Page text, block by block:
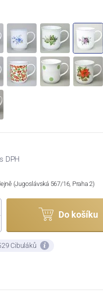
s DPH
(Jugoslávská 567/16, Praha 2)
Do košíku
Cibuláků